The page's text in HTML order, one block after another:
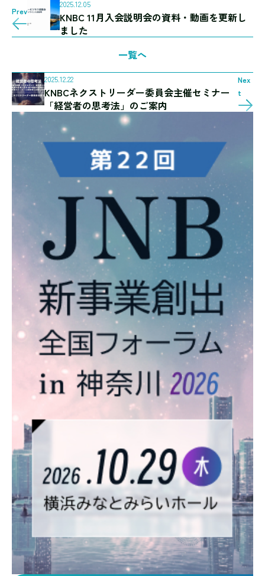
Prev
2025.12.05
KNBC 11月入会説明会の資料・動画を更新し
ました
一覧へ
2025.12.22
KNBCネクストリーダー委員会主催セミナー
「経営者の思考法」のご案内
Nex
t